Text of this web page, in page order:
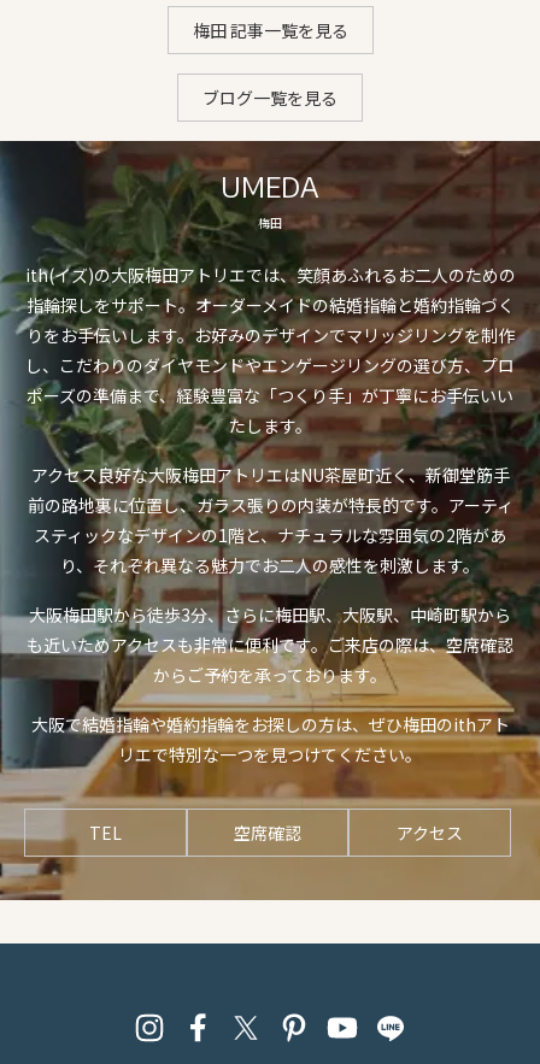
梅田 記事一覧を見る
ブログ一覧を見る
UMEDA
梅田
ith(イズ)の大阪梅田アトリエでは、笑顔あふれるお二人のための
指輪探しをサポート。オーダーメイドの結婚指輪と婚約指輪づく
りをお手伝いします。お好みのデザインでマリッジリングを制作
し、こだわりのダイヤモンドやエンゲージリングの選び方、プロ
ポーズの準備まで、経験豊富な「つくり手」が丁寧にお手伝いい
たします。
アクセス良好な大阪梅田アトリエはNU茶屋町近く、新御堂筋手
前の路地裏に位置し、ガラス張りの内装が特長的です。アーティ
スティックなデザインの1階と、ナチュラルな雰囲気の2階があ
り、それぞれ異なる魅力でお二人の感性を刺激します。
大阪梅田駅から徒歩3分、さらに梅田駅、大阪駅、中崎町駅から
も近いためアクセスも非常に便利です。ご来店の際は、空席確認
からご予約を承っております。
大阪で結婚指輪や婚約指輪をお探しの方は、ぜひ梅田のithアト
リエで特別な一つを見つけてください。
TEL 空席確認 アクセス